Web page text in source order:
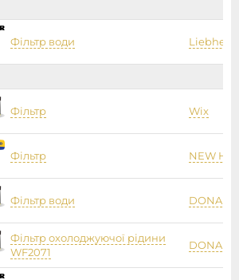
Фільтр води Liebherr
Фільтр Wix
Фільтр NEW
Фільтр води
Фільтр охолоджуючої рідини
WF2071